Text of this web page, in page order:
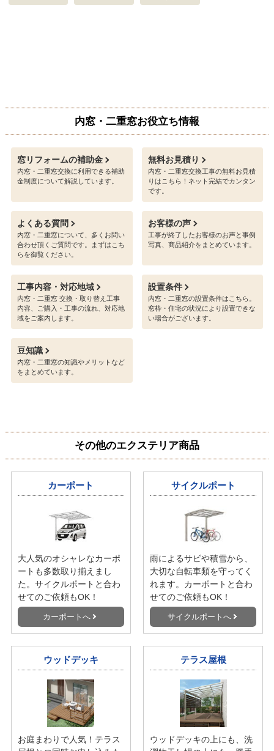
千葉県 群馬県 栃木県
愛知県 和歌山県 大阪府 兵庫県
窓リフォームの補助金
内窓・二重窓交換に利用できる補助
よくある質問
内窓・二重窓について、多くお問い
お客様の声
工事が終了したお客様のお声と事例
工事内容・対応地域
内窓・二重窓 交換・取り替え工事
内容、ご購入・工事の流れ、対応地
域をご案内します。
設置条件
内窓・二重窓の設置条件はこちら。
窓枠・住宅の状況により設置できな
い場合がございます。
豆知識
内窓・二重窓の知識やメリットなど
をまとめています。
その他のエクステリア商品
カーポート サイクルポート